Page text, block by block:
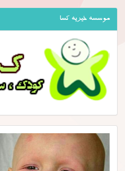
موسسه خیریه کسا